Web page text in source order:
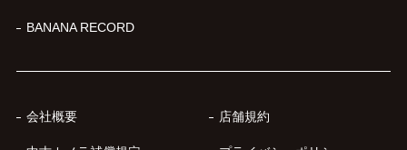
BANANA RECORD
会社概要 店舗規約